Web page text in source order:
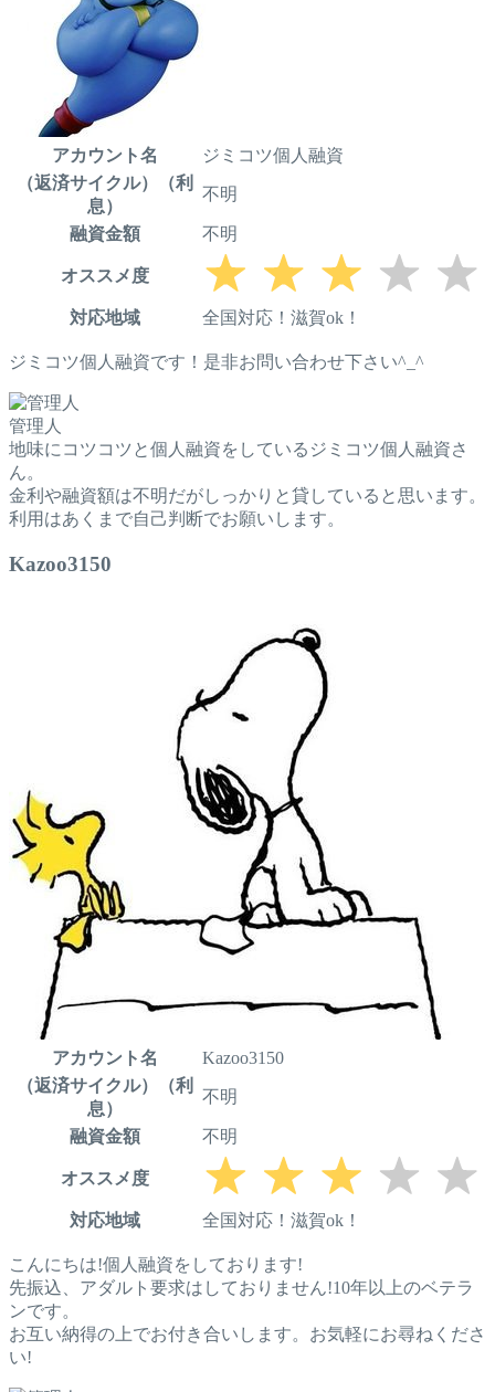
アカウント名
ジミコツ個人融資
（返済サイクル）（利
息）
不明
融資金額 不明
オススメ度
対応地域 全国対応！滋賀ok！
ジミコツ個人融資です！是非お問い合わせ下さい^_^
管理人
地味にコツコツと個人融資をしているジミコツ個人融資さ
ん。
金利や融資額は不明だがしっかりと貸していると思います。
利用はあくまで自己判断でお願いします。
Kazoo3150
アカウント名
Kazoo3150
（返済サイクル）（利
息）
不明
融資金額 不明
オススメ度
対応地域 全国対応！滋賀ok！
こんにちは!個人融資をしております!
先振込、アダルト要求はしておりません!10年以上のベテラ
ンです。
お互い納得の上でお付き合いします。お気軽にお尋ねくださ
い!